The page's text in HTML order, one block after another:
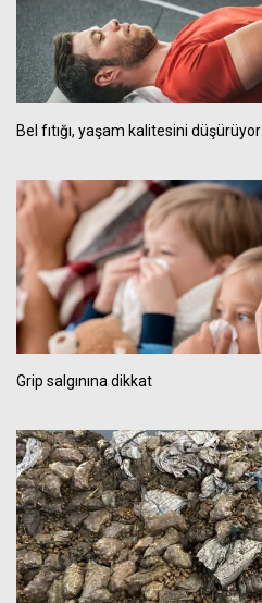
Bel fıtığı, yaşam kalitesini düşürüyor
Grip salgınına dikkat